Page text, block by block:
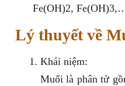
Fe(OH)2,
Lý thuyết về
Khái niệm:
Muối là phân tử